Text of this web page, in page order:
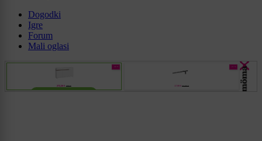
Dogodki
Igre
Forum
Mali oglasi